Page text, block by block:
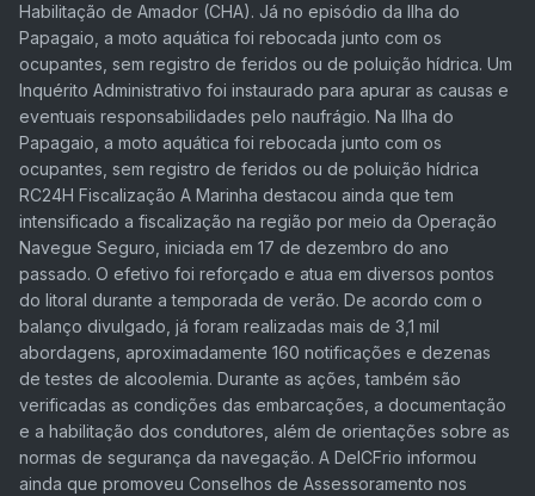
Habilitação de Amador (CHA). Já no episódio da Ilha do
Papagaio, a moto aquática foi rebocada junto com os
ocupantes, sem registro de feridos ou de poluição hídrica. Um
Inquérito Administrativo foi instaurado para apurar as causas e
eventuais responsabilidades pelo naufrágio. Na Ilha do
Papagaio, a moto aquática foi rebocada junto com os
ocupantes, sem registro de feridos ou de poluição hídrica
RC24H Fiscalização A Marinha destacou ainda que tem
intensificado a fiscalização na região por meio da Operação
Navegue Seguro, iniciada em 17 de dezembro do ano
passado. O efetivo foi reforçado e atua em diversos pontos
do litoral durante a temporada de verão. De acordo com o
balanço divulgado, já foram realizadas mais de 3,1 mil
abordagens, aproximadamente 160 notificações e dezenas
de testes de alcoolemia. Durante as ações, também são
verificadas as condições das embarcações, a documentação
e a habilitação dos condutores, além de orientações sobre as
normas de segurança da navegação. A DelCFrio informou
ainda que promoveu Conselhos de Assessoramento nos